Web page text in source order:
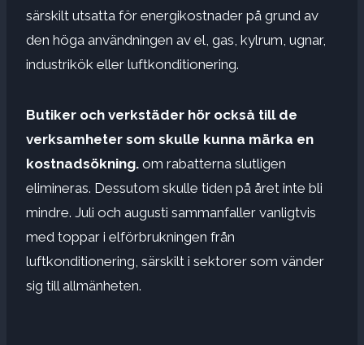
särskilt utsatta för energikostnader på grund av
den höga användningen av el, gas, kylrum, ugnar,
industrikök eller luftkonditionering.
Butiker och verkstäder hör också till de
verksamheter som skulle kunna märka en
kostnadsökning. om rabatterna slutligen
elimineras. Dessutom skulle tiden på året inte bli
mindre. Juli och augusti sammanfaller vanligtvis
med toppar i elförbrukningen från
luftkonditionering, särskilt i sektorer som vänder
sig till allmänheten.